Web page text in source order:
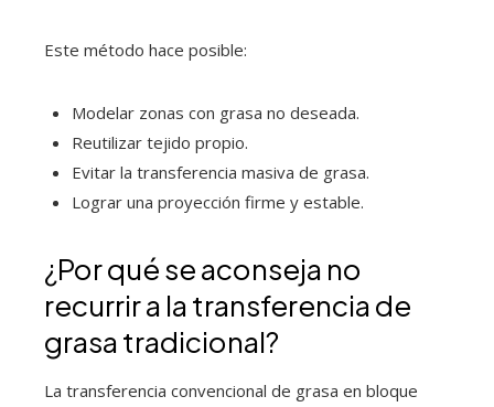
Este método hace posible:
Modelar zonas con grasa no deseada.
Reutilizar tejido propio.
Evitar la transferencia masiva de grasa.
Lograr una proyección firme y estable.
¿Por qué se aconseja no
recurrir a la transferencia de
grasa tradicional?
La transferencia convencional de grasa en bloque